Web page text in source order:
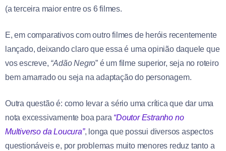
(a terceira maior entre os 6 filmes.
E, em comparativos com outro filmes de heróis recentemente
lançado, deixando claro que essa é uma opinião daquele que
vos escreve, “Adão Negro” é um filme superior, seja no roteiro
bem amarrado ou seja na adaptação do personagem.
Outra questão é: como levar a sério uma crítica que dar uma
nota excessivamente boa para “Doutor Estranho no
Multiverso da Loucura”, longa que possui diversos aspectos
questionáveis e, por problemas muito menores reduz tanto a